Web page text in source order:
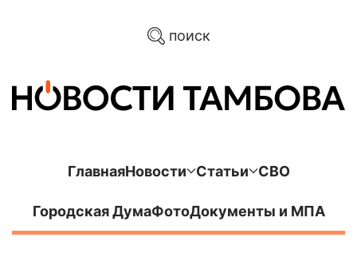
поиск
ГлавнаяНовости Статьи СВО
Городская ДумаФотоДокументы и МПА